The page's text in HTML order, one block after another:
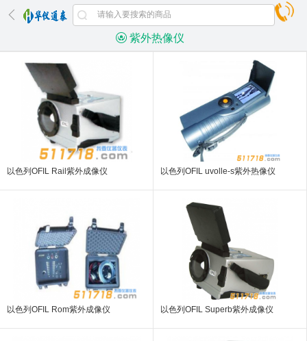
紫外热像仪
以色列OFIL Rail紫外成像仪 以色列OFIL uvolle-s紫外热像仪
以色列OFIL Rom紫外成像仪 以色列OFIL Superb紫外成像仪